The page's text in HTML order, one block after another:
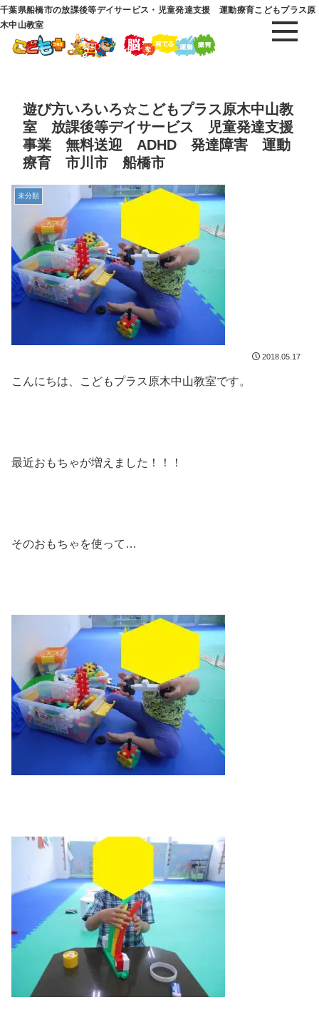
千葉県船橋市の放課後等デイサービス・児童発達支援 運動療育こどもプラス原
木中山教室
遊び方いろいろ☆こどもプラス原木中山教
室 放課後等デイサービス 児童発達支援
事業 無料送迎 ADHD 発達障害 運動
療育 市川市 船橋市
未分類
2018.05.17
こんにちは、こどもプラス原木中山教室です。
最近おもちゃが増えました！！！
そのおもちゃを使って…